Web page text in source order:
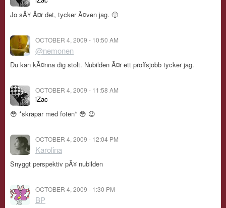
Jo sÃ¥ Ã¤r det, tycker Ã¤ven jag. 🙂
OCTOBER 4, 2009 - 10:50 AM
@nemonen
Du kan kÃ¤nna dig stolt. Nubilden Ã¤r ett proffsjobb tycker jag.
OCTOBER 4, 2009 - 11:58 AM
iZac
😳 *skrapar med foten* 😳 😉
OCTOBER 4, 2009 - 12:04 PM
Karolina
Snyggt perspektiv pÃ¥ nubilden
OCTOBER 4, 2009 - 1:30 PM
BP